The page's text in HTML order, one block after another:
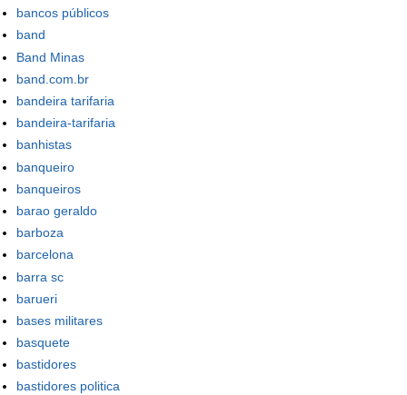
bancos públicos
band
Band Minas
band.com.br
bandeira tarifaria
bandeira-tarifaria
banhistas
banqueiro
banqueiros
barao geraldo
barboza
barcelona
barra sc
barueri
bases militares
basquete
bastidores
bastidores politica